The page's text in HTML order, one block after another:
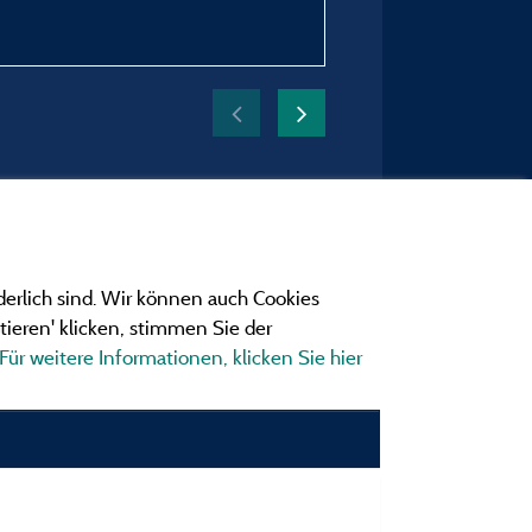
sind. Wir können auch Cookies
klicken, stimmen Sie der
Für weitere Informationen, klicken Sie hier